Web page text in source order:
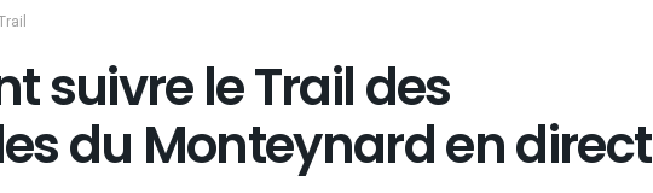
suivre le Trail des
du Monteynard en direct